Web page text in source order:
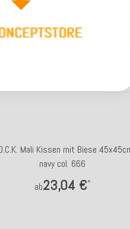
Mali Kissen mit Biese
navy col. 666
ab23,04 €*